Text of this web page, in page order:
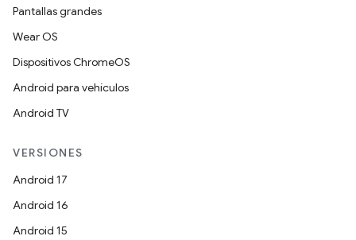
Pantallas grandes
Wear OS
Dispositivos ChromeOS
Android para vehículos
Android TV
VERSIONES
Android 17
Android 16
Android 15